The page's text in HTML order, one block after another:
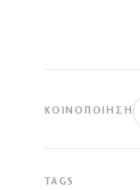
ΚΟΙΝΟΠΟΊΗΣΗ
TAGS